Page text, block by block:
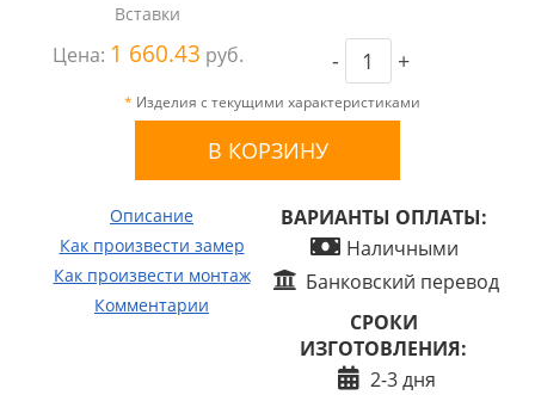
Вставки
Цена: 1 660.43 руб. - +
* Изделия с текущими характеристиками
Описание
Как произвести замер
Как произвести монтаж
Комментарии
ВАРИАНТЫ ОПЛАТЫ:
Наличными
Банковский перевод
СРОКИ
ИЗГОТОВЛЕНИЯ:
2-3 дня